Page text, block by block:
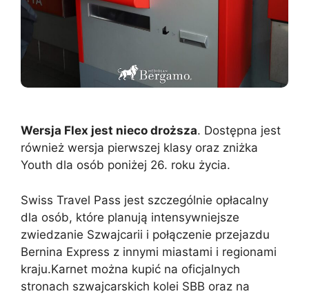
Wersja Flex jest nieco droższa. Dostępna jest
również wersja pierwszej klasy oraz zniżka
Youth dla osób poniżej 26. roku życia.
Swiss Travel Pass jest szczególnie opłacalny
dla osób, które planują intensywniejsze
zwiedzanie Szwajcarii i połączenie przejazdu
Bernina Express z innymi miastami i regionami
kraju.Karnet można kupić na oficjalnych
stronach szwajcarskich kolei SBB oraz na